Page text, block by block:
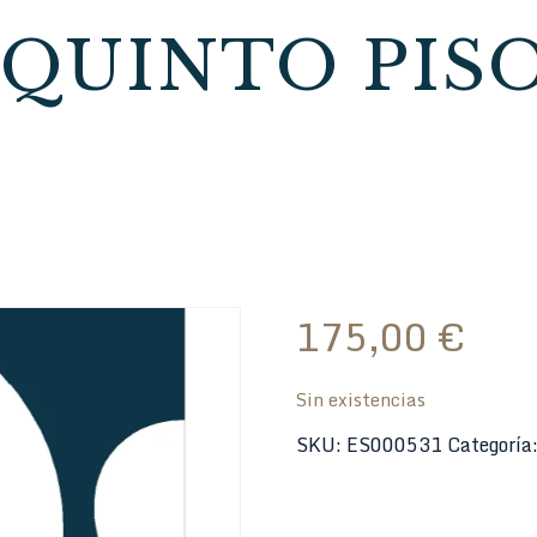
175,00 €
Sin existencias
SKU: ES000531 Categoría: